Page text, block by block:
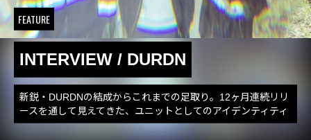
FEATURE
INTERVIEW / DURDN
新鋭・DURDNの結成からこれまでの足取り。12ヶ月連続リリ
ースを通して見えてきた、ユニットとしてのアイデンティティ